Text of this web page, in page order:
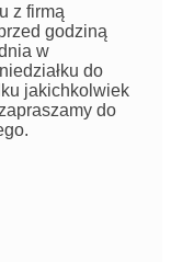
z firmą
godziną
w
do
jakichkolwiek
do